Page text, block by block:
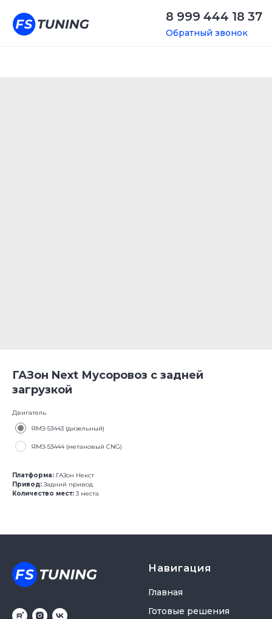
8 999 444 18 37
Обратный звонок
ГАЗон Next Мусоровоз с задней
загрузкой
Двигатель
ЯМЗ-53443 (дизельный)
ЯМЗ-53444 (метановый CNG)
Платформа: ГАЗон Некст
Привод:Задний привод
Количество мест: 3 места
Навигация
Главная
Готовые решения